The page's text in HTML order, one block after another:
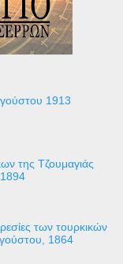
1913
της Τζουμαγιάς
των τουρκικών
1864